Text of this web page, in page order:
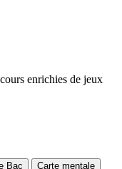
enrichies de jeux
Bac Carte mentale